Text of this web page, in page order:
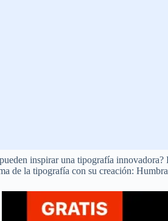
inspirar una tipografía
de la tipografía con su creación: